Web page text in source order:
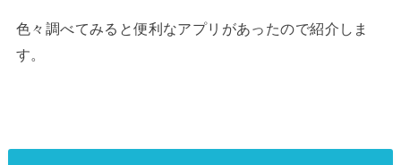
色々調べてみると便利なアプリがあったので紹介しま
す。